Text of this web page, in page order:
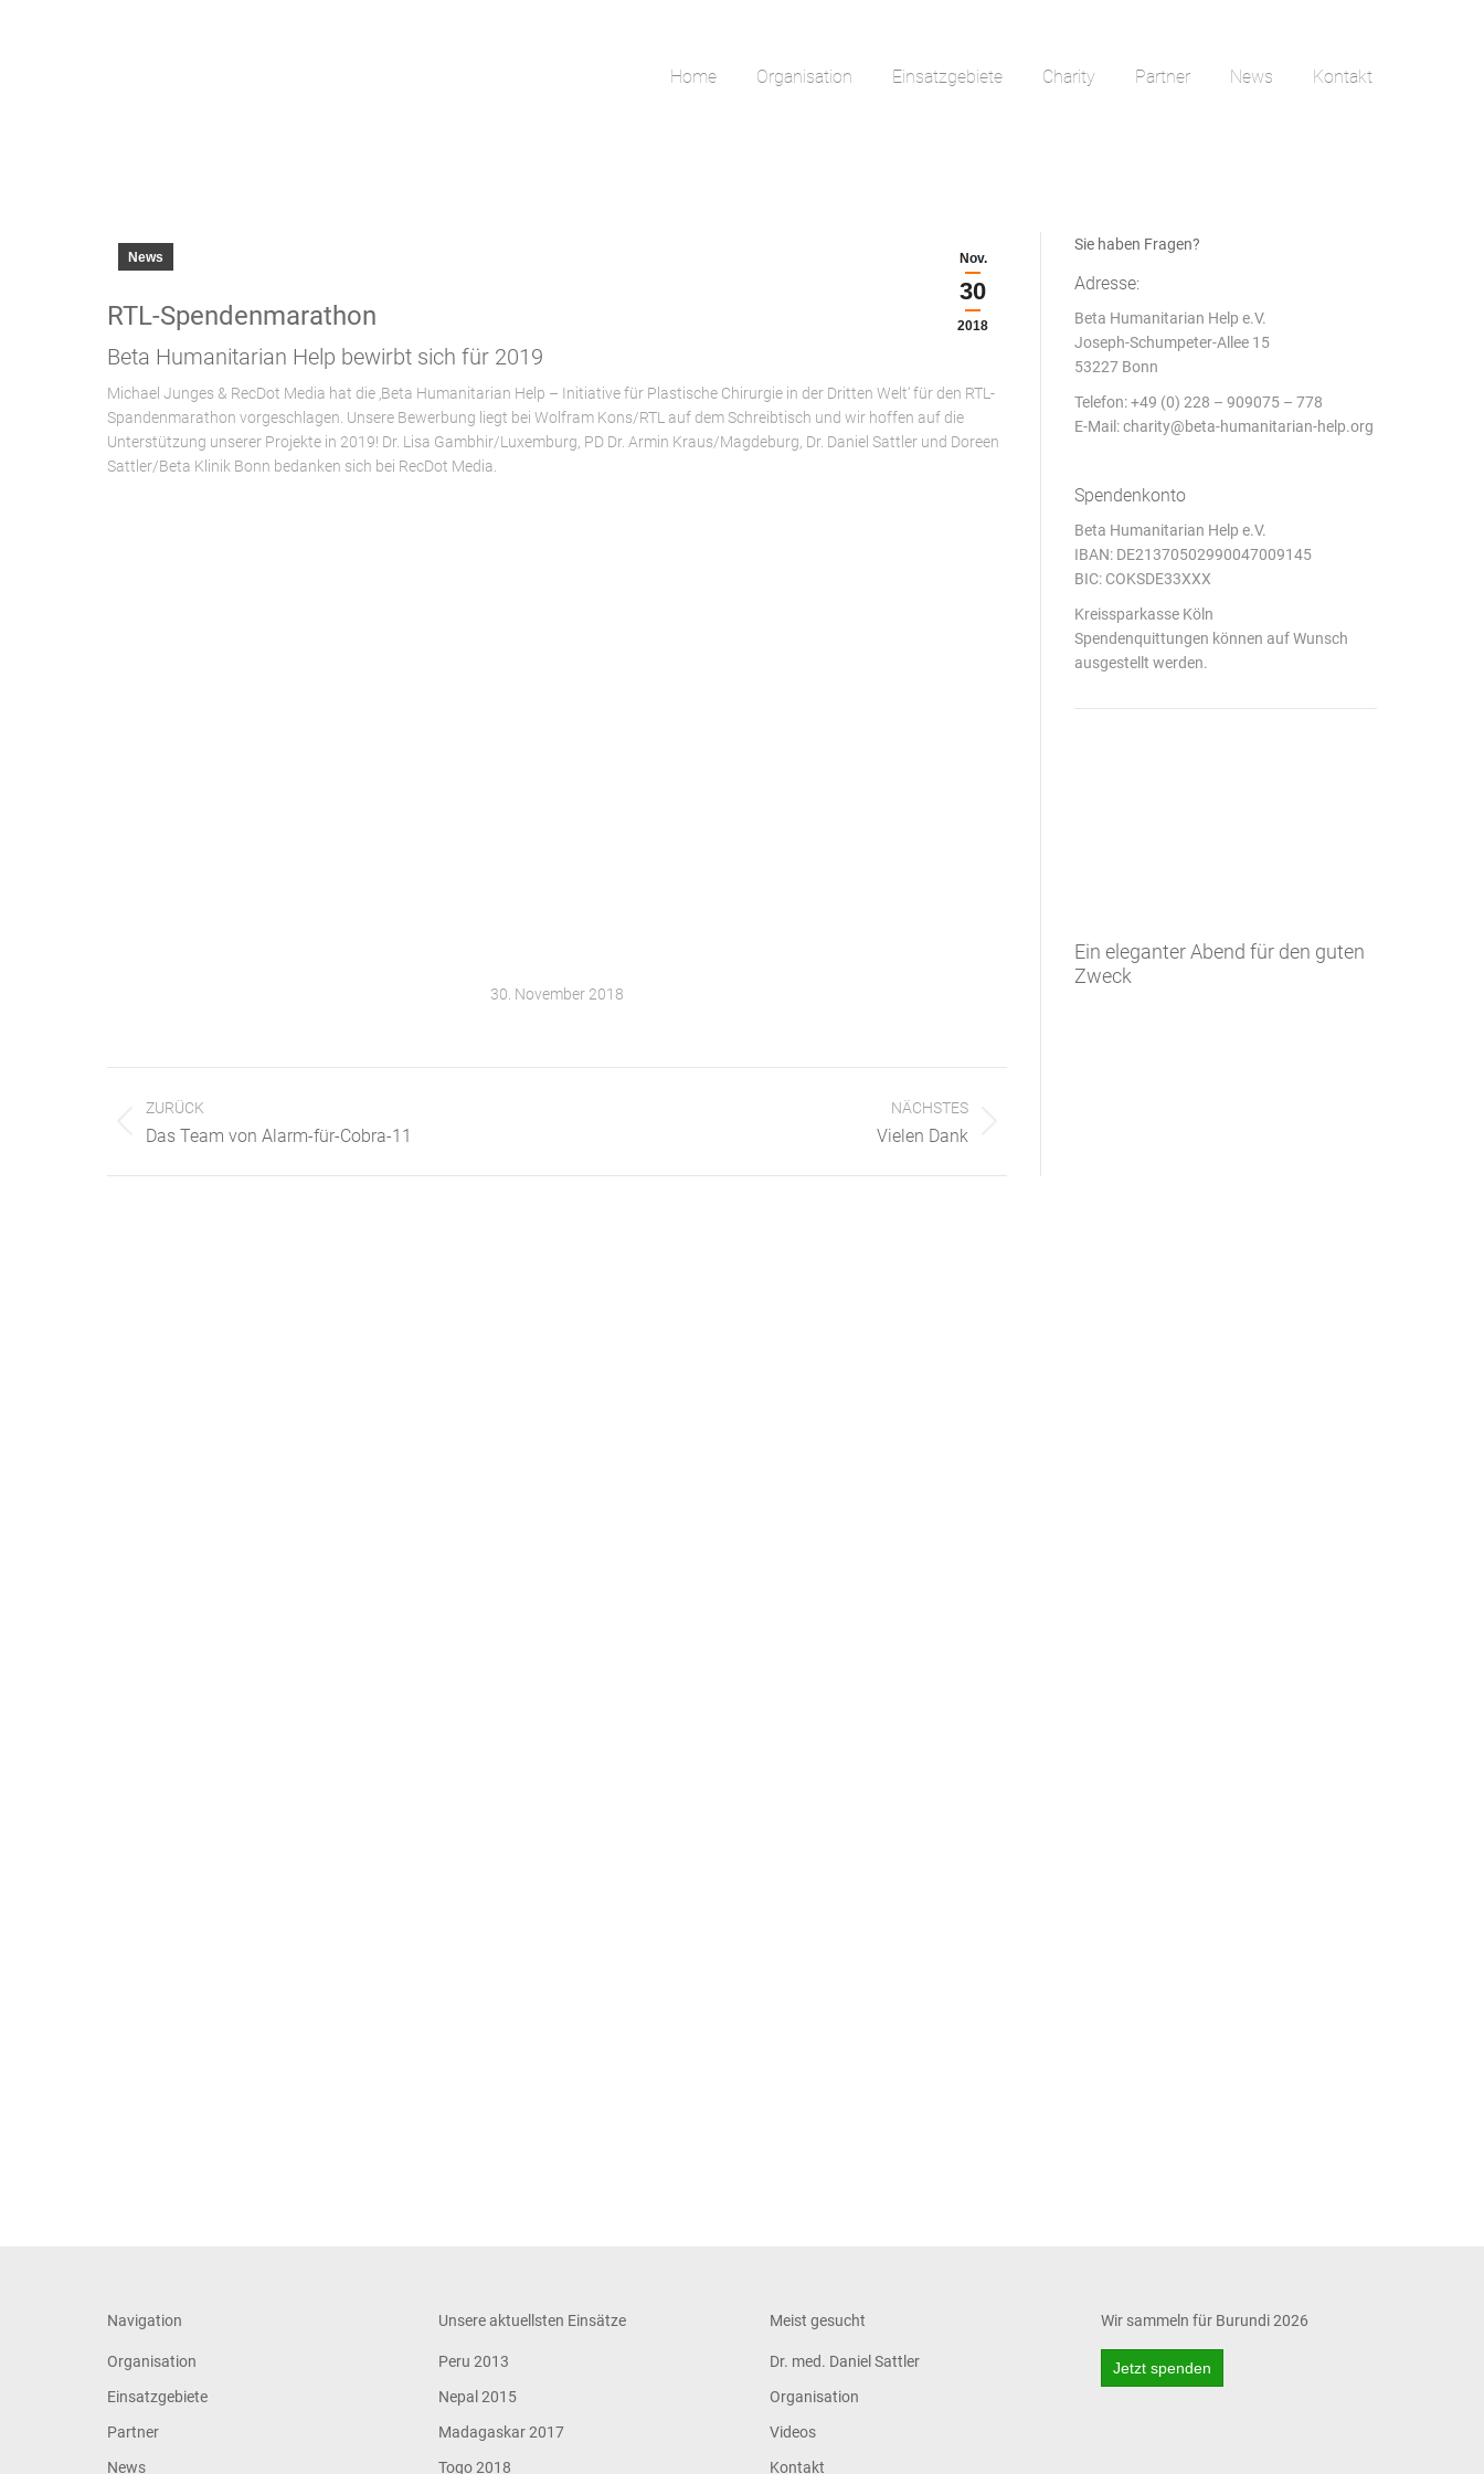
Home Organisation Einsatzgebiete Charity Partner News Kontakt
Nov.
30
2018
News
RTL-Spendenmarathon
Beta Humanitarian Help bewirbt sich für 2019
Michael Junges & RecDot Media hat die ‚Beta Humanitarian Help – Initiative für Plastische Chirurgie in der Dritten Welt‘ für den RTL-
Spandenmarathon vorgeschlagen. Unsere Bewerbung liegt bei Wolfram Kons/RTL auf dem Schreibtisch und wir hoffen auf die
Unterstützung unserer Projekte in 2019! Dr. Lisa Gambhir/Luxemburg, PD Dr. Armin Kraus/Magdeburg, Dr. Daniel Sattler und Doreen
Sattler/Beta Klinik Bonn bedanken sich bei RecDot Media.
30. November 2018
ZURÜCK
Vorheriger
Das Team von Alarm-für-Cobra-11
NÄCHSTES
Vielen Dank
Sie haben Fragen?
Adresse:
Beta Humanitarian Help e.V.
Joseph-Schumpeter-Allee 15
53227 Bonn
Telefon: +49 (0) 228 – 909075 – 778
E-Mail:charity@beta-humanitarian-help.org
Spendenkonto
Beta Humanitarian Help e.V.
IBAN: DE21370502990047009145
BIC: COKSDE33XXX
Kreissparkasse Köln
Spendenquittungen können auf Wunsch
ausgestellt werden.
Ein eleganter Abend für den guten
Zweck
Navigation
Organisation
Einsatzgebiete
Partner
News
Unsere aktuellsten Einsätze
Peru 2013
Nepal 2015
Madagaskar 2017
Togo 2018
Meist gesucht
Dr. med. Daniel Sattler
Organisation
Videos
Kontakt
Wir sammeln für Burundi 2026
Jetzt spenden